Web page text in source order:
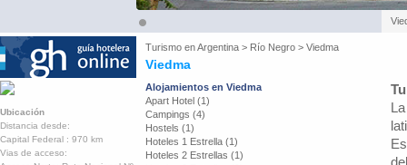
Turismo enArgentina > Río Negro > Viedma
Viedma
Ubicación
Distancia desde:
Capital Federal : 970 km
Vias de acceso:
Alojamientos en Viedma
Apart Hotel (1)
Campings (4)
Hostels (1)
Hoteles 1 Estrella (1)
Hoteles 2 Estrellas (1)